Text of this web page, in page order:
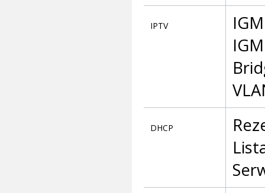
IPTV
DHCP